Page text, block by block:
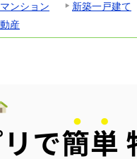
ンション 新築一戸建て
産